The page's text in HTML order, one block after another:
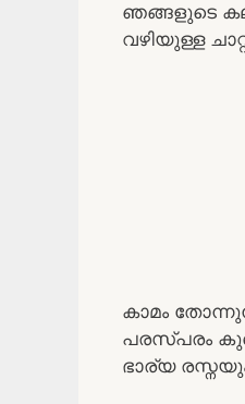
ഞങ്ങളുടെ
വഴിയുള്ള
കാമം
പരസ്പരം
ഭാര്യ